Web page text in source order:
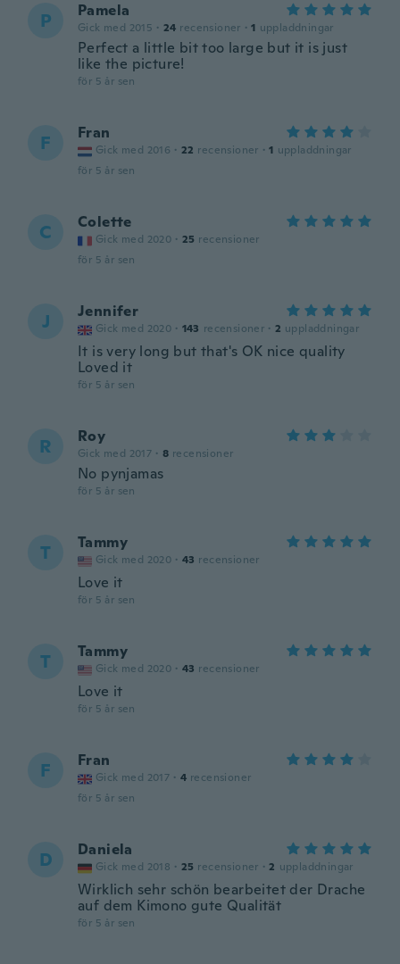
P Pamela
Gick med 2015 · 24 recensioner · 1 uppladdningar
Perfect a little bit too large but it is just
like the picture!
för 5 år sen
F Fran
Gick med 2016 · 22 recensioner · 1 uppladdningar
för 5 år sen
C Colette
Gick med 2020 · 25 recensioner
för 5 år sen
J Jennifer
Gick med 2020 · 143 recensioner · 2 uppladdningar
It is very long but that's OK nice quality
Loved it
för 5 år sen
R Roy
Gick med 2017 · 8 recensioner
No pynjamas
för 5 år sen
T Tammy
Gick med 2020 · 43 recensioner
Love it
för 5 år sen
T Tammy
Gick med 2020 · 43 recensioner
Love it
för 5 år sen
F Fran
Gick med 2017 · 4 recensioner
för 5 år sen
D Daniela
Gick med 2018 · 25 recensioner · 2 uppladdningar
Wirklich sehr schön bearbeitet der Drache
auf dem Kimono gute Qualität
för 5 år sen